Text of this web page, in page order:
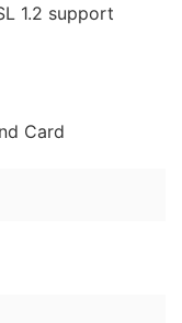
1.2 support
Card